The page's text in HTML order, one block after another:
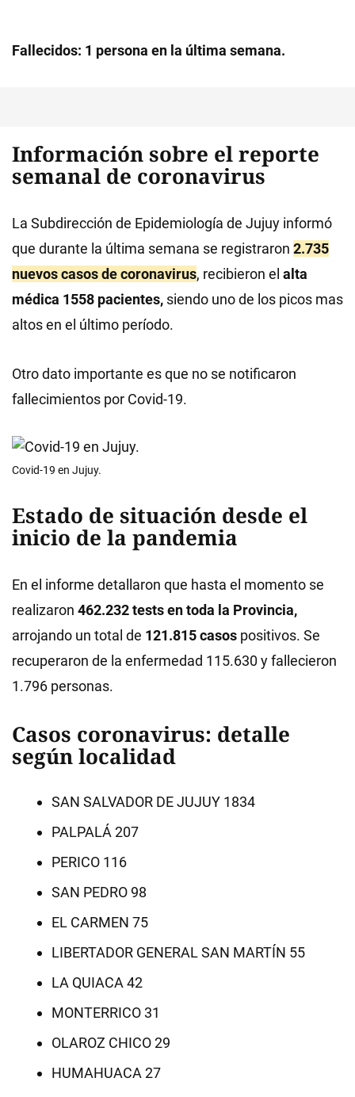
Fallecidos: 1 persona en la última semana.
Información sobre el reporte
semanal de coronavirus
La Subdirección de Epidemiología de Jujuy informó
que durante la última semana se registraron 2.735
nuevos casos de coronavirus, recibieron el alta
médica 1558 pacientes, siendo uno de los picos mas
altos en el último período.
Otro dato importante es que no se notificaron
fallecimientos por Covid-19.
Covid-19 en Jujuy.
Estado de situación desde el
inicio de la pandemia
En el informe detallaron que hasta el momento se
realizaron 462.232 tests en toda la Provincia,
arrojando un total de 121.815 casos positivos. Se
recuperaron de la enfermedad 115.630 y fallecieron
1.796 personas.
Casos coronavirus: detalle
según localidad
SAN SALVADOR DE JUJUY 1834
PALPALÁ 207
PERICO 116
SAN PEDRO 98
EL CARMEN 75
LIBERTADOR GENERAL SAN MARTÍN 55
LA QUIACA 42
MONTERRICO 31
OLAROZ CHICO 29
HUMAHUACA 27